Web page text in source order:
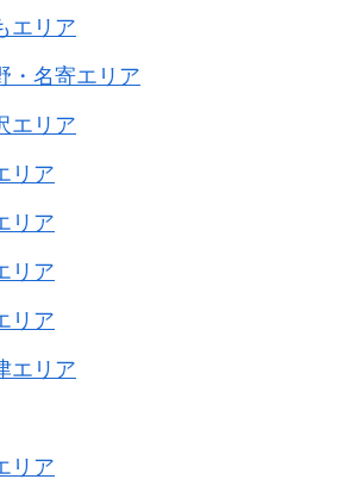
エリア
・名寄エリア
エリア
リア
リア
リア
リア
エリア
リア